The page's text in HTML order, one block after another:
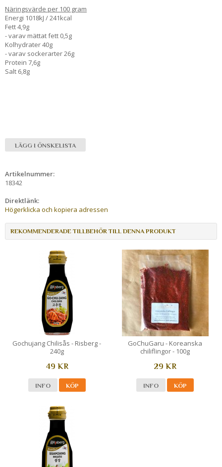
Näringsvärde per 100 gram
Energi 1018kJ / 241kcal
Fett 4,9g
- varav mättat fett 0,5g
Kolhydrater 40g
- varav sockerarter 26g
Protein 7,6g
Salt 6,8g
LÄGG I ÖNSKELISTA
Artikelnummer:
18342
Direktlänk:
Högerklicka och kopiera adressen
REKOMMENDERADE TILLBEHÖR TILL DENNA PRODUKT
Gochujang Chilisås - Risberg -
240g
49 KR
INFO KÖP
GoChuGaru - Koreanska
chiliflingor - 100g
29 KR
INFO KÖP